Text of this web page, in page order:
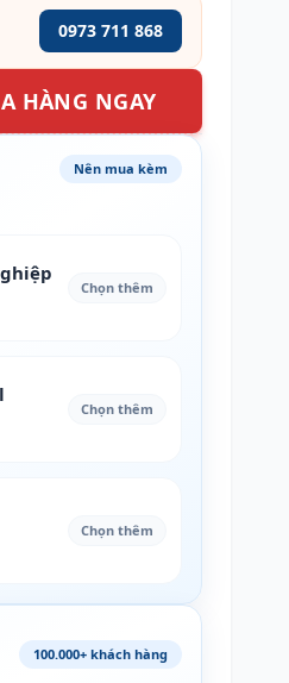
0973 711 868
HÀNG NGAY
Nên mua kèm
Chọn thêm
Chọn thêm
Chọn thêm
100.000+ khách hàng